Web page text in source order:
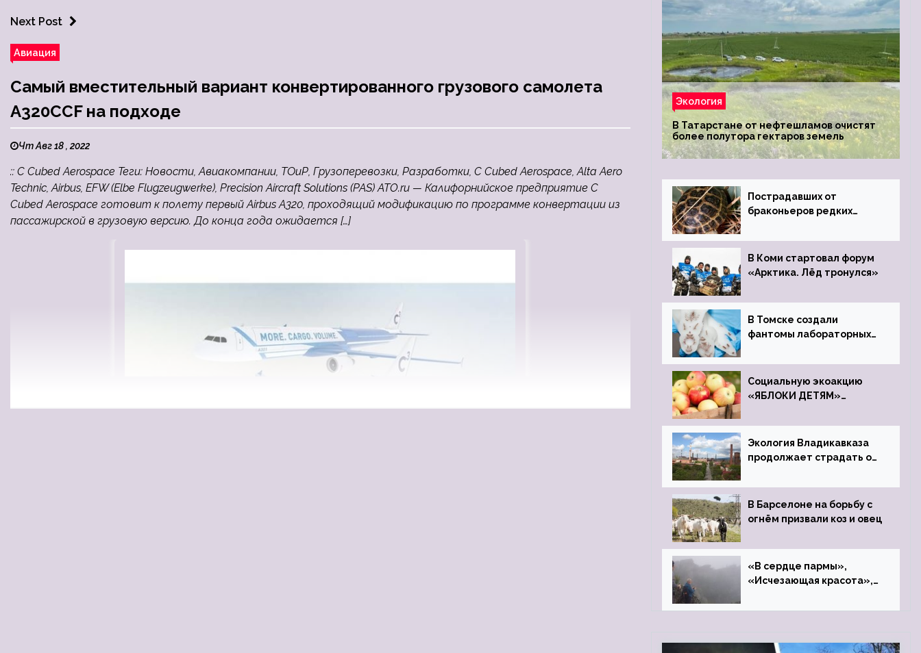
Next Post
Авиация
Самый вместительный вариант конвертированного грузового самолета
A320CCF на подходе
Чт Авг 18 , 2022
:: C Cubed Aerospace Теги: Новости, Авиакомпании, ТОиР, Грузоперевозки, Разработки, C Cubed Aerospace, Alta Aero
Technic, Airbus, EFW (Elbe Flugzeugwerke), Precision Aircraft Solutions (PAS) ATO.ru — Калифорнийское предприятие C
Cubed Aerospace готовит к полету первый Airbus A320, проходящий модификацию по программе конвертации из
пассажирской в грузовую версию. До конца года ожидается […]
Экология
В Татарстане от нефтешламов очистят
более полутора гектаров земель
Пострадавших от
браконьеров редких
Ростовский зоопарк
В Коми стартовал форум
«Арктика. Лёд тронулся»
В Томске создали
фантомы лабораторных
Социальную экоакцию
«ЯБЛОКИ ДЕТЯМ»
Экология Владикавказа
продолжает страдать от
завода
В Барселоне на борьбу с
огнём призвали коз и овец
«В сердце пармы»,
«Исчезающая красота»,